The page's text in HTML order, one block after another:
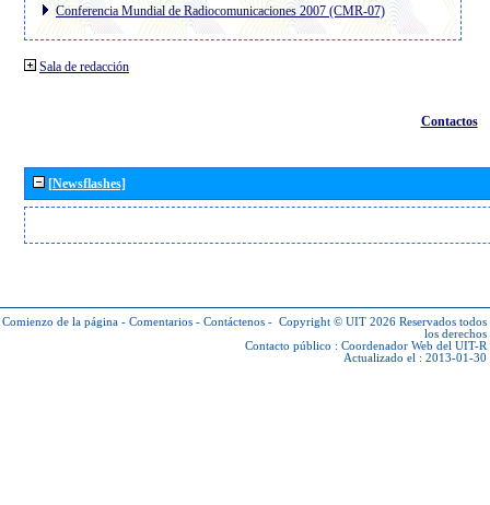
Conferencia Mundial de Radiocomunicaciones 2007 (CMR-07)
Sala de redacción
Contactos
[Newsflashes]
Comienzo de la página - Comentarios - Contáctenos - Copyright © UIT 2026 Reservados todos
los derechos
Contacto público : Coordenador Web del UIT-R
Actualizado el : 2013-01-30